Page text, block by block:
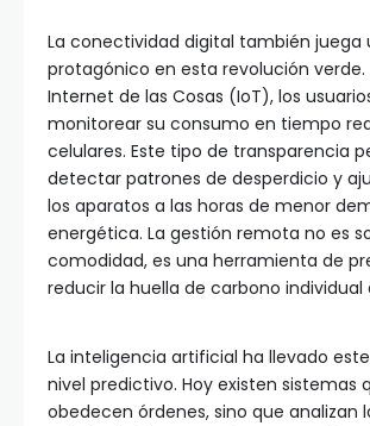
La conectividad digital también juega
protagónico en esta revolución verde.
Internet de las Cosas (IoT), los
monitorear su consumo en tiempo
celulares. Este tipo de transparencia
detectar patrones de desperdicio y
los aparatos a las horas de menor
energética. La gestión remota no es
comodidad, es una herramienta de
reducir la huella de carbono individual
La inteligencia artificial ha llevado
nivel predictivo. Hoy existen sistemas
obedecen órdenes, sino que analizan